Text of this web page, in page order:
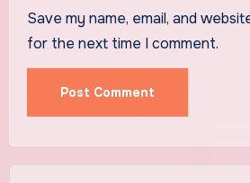
Save my name, email, and
for the next time I comment.